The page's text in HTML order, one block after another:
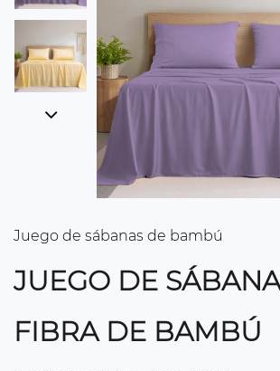
Juego de sábanas de bambú
JUEGO DE
FIBRA DE BAMBÚ